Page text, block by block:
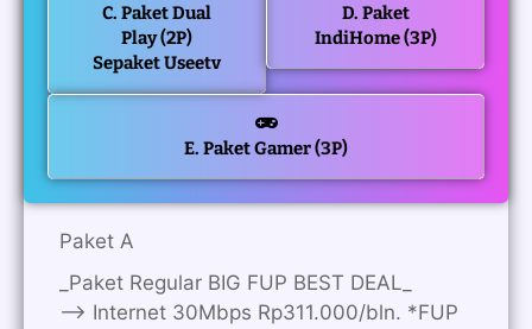
C. Paket Dual
Play (2P)
Sepaket Useetv
D. Paket
IndiHome (3P)
E. Paket Gamer (3P)
Paket A
_Paket Regular BIG FUP BEST DEAL_
—> Internet 30Mbps Rp311.000/bln. *FUP